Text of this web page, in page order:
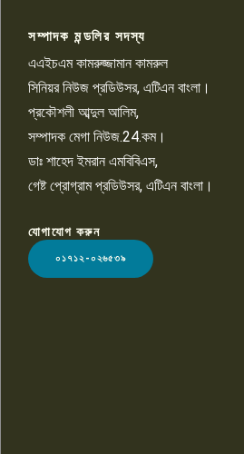
১০
LOGO
সম্পাদক মন্ডলির সদস্য
এএইচএম কামরুজ্জামান কামরুল
সিনিয়র নিউজ প্রডিউসর, এটিএন বাংলা।
প্রকৌশলী আব্দুল আলিম,
সম্পাদক মেগা নিউজ.24.কম।
ডাঃ শাহেদ ইমরান এমবিবিএস,
গেষ্ট প্রোগ্রাম প্রডিউসর, এটিএন বাংলা।
যোগাযোগ করুন
০১৭১২-০২৬৫৩৯